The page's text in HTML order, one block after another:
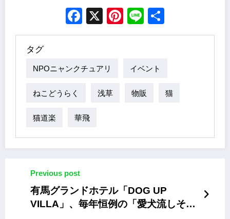
Facebook
X Pinterest
Line
タグ
NPOニャンクチュアリ イベント
ねこどうらく 浅草 物販 猫
猫道楽 華飛
Previous post
有馬グランドホテル「DOG UP
VILLA」、毎年恒例の「愛犬流しそう